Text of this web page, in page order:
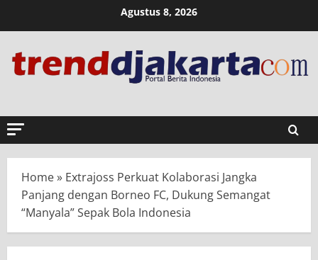
Agustus 8, 2026
Home» Extrajoss Perkuat Kolaborasi Jangka
Panjang dengan Borneo FC, Dukung Semangat
“Manyala” Sepak Bola Indonesia